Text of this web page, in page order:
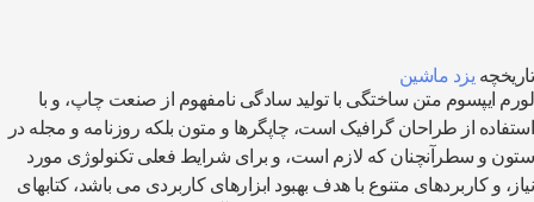
تاریخچه یزد ماشین
لورم ایپسوم متن ساختگی با تولید سادگی نامفهوم از صنعت چاپ، و با
استفاده از طراحان گرافیک است، چاپگرها و متون بلکه روزنامه و مجله در
ستون و سطرآنچنان که لازم است، و برای شرایط فعلی تکنولوژی مورد
نیاز، و کاربردهای متنوع با هدف بهبود ابزارهای کاربردی می باشد، کتابهای